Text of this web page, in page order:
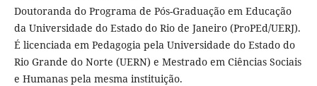
Doutoranda do Programa de Pós-Graduação em Educação
da Universidade do Estado do Rio de Janeiro (ProPEd/UERJ).
É licenciada em Pedagogia pela Universidade do Estado do
Rio Grande do Norte (UERN) e Mestrado em Ciências Sociais
e Humanas pela mesma instituição.